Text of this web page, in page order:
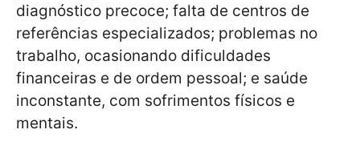
diagnóstico precoce; falta de centros de
referências especializados; problemas no
trabalho, ocasionando dificuldades
financeiras e de ordem pessoal; e saúde
inconstante, com sofrimentos físicos e
mentais.